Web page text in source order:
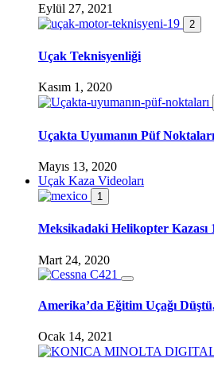
Eylül 27, 2021
2
Uçak Teknisyenliği
Kasım 1, 2020
Uçakta Uyumanın Püf Noktaları
Mayıs 13, 2020
Uçak Kaza Videoları
1
Meksikadaki Helikopter Kazası
Mart 24, 2020
Amerika’da Eğitim Uçağı
Ocak 14, 2021